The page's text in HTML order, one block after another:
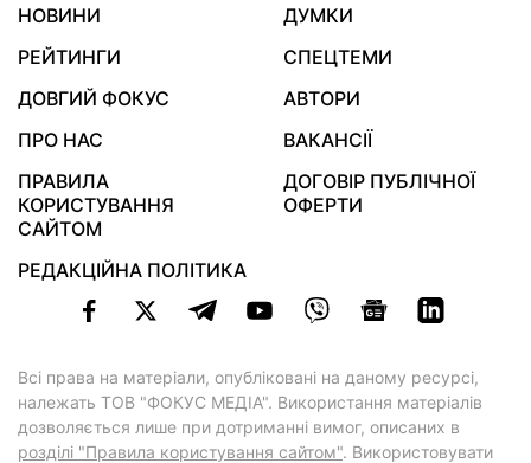
НОВИНИ
ДУМКИ
РЕЙТИНГИ
СПЕЦТЕМИ
ДОВГИЙ ФОКУС
АВТОРИ
ПРО НАС
ВАКАНСІЇ
ПРАВИЛА
КОРИСТУВАННЯ
САЙТОМ
ДОГОВІР ПУБЛІЧНОЇ
ОФЕРТИ
РЕДАКЦІЙНА ПОЛІТИКА
Всі права на матеріали, опубліковані на даному ресурсі,
належать ТОВ "ФОКУС МЕДІА". Використання матеріалів
дозволяється лише при дотриманні вимог, описаних в
розділі "Правила користування сайтом". Використовувати